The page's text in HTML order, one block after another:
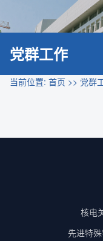
党群工作
当前位置: 首页 >> 党群
核电
先进特